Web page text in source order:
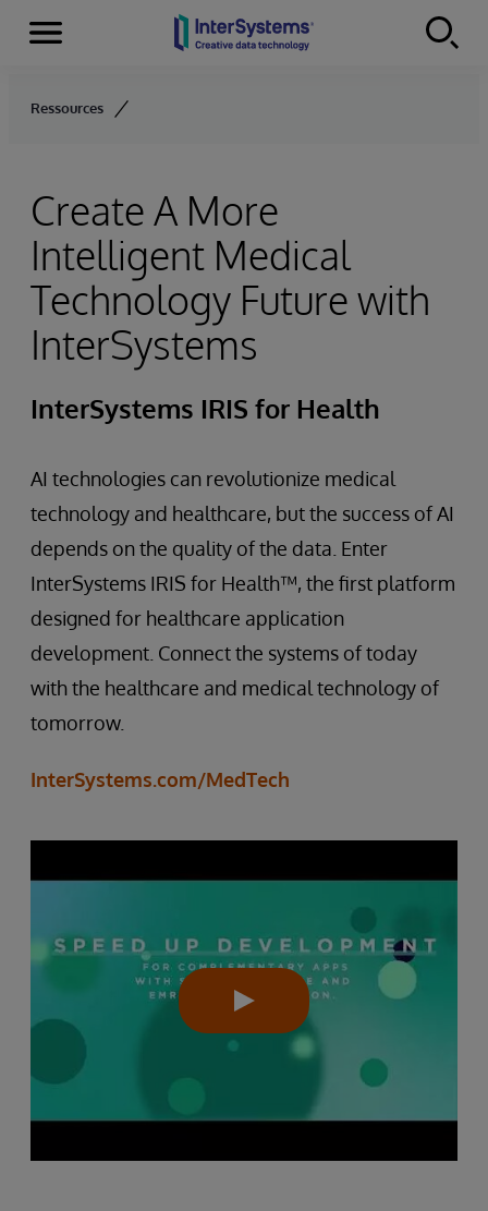
Skip to content
Menu
Ressources
Create A More
Intelligent Medical
Technology Future with
InterSystems
InterSystems IRIS for Health
AI technologies can revolutionize medical
technology and healthcare, but the success of AI
depends on the quality of the data. Enter
InterSystems IRIS for Health™, the first platform
designed for healthcare application
development. Connect the systems of today
with the healthcare and medical technology of
tomorrow.
InterSystems.com/MedTech